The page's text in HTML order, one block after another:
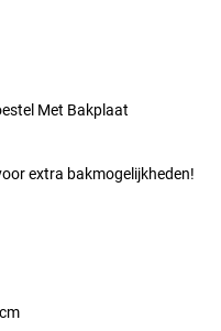
Met Bakplaat
extra bakmogelijkheden!